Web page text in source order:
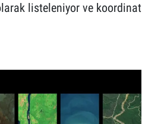
listeleniyor ve koordinat